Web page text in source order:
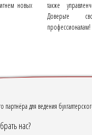
новых
также
Доверьте
профессионалам!
партнёра для ведения
нас?